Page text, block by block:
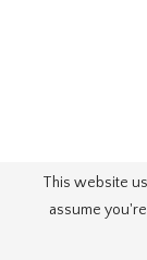
This website
assume